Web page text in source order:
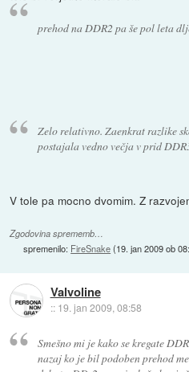
prehod na DDR2 pa še pol leta
Zelo relativno. Zaenkrat razlike
postajala vedno večja v prid
V tole pa mocno dvomim. Z
Zgodovina sprememb…
spremenilo: FireSnake(19. jan 2009 ob
Valvoline
:: 19. jan 2009, 08:58
Smešno mi je kako se kregate
nazaj ko je bil podoben prehod